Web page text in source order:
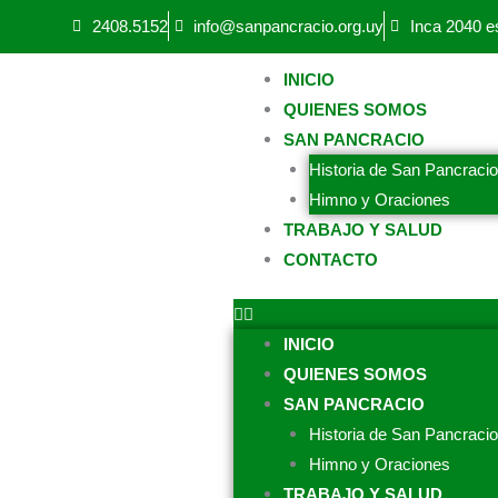
2408.5152 info@sanpancracio.org.uy Inca 2040
INICIO
QUIENES SOMOS
SAN PANCRACIO
Historia de San Pancracio
Himno y Oraciones
TRABAJO Y SALUD
CONTACTO
INICIO
QUIENES SOMOS
SAN PANCRACIO
Historia de San Pancracio
Himno y Oraciones
TRABAJO Y SALUD